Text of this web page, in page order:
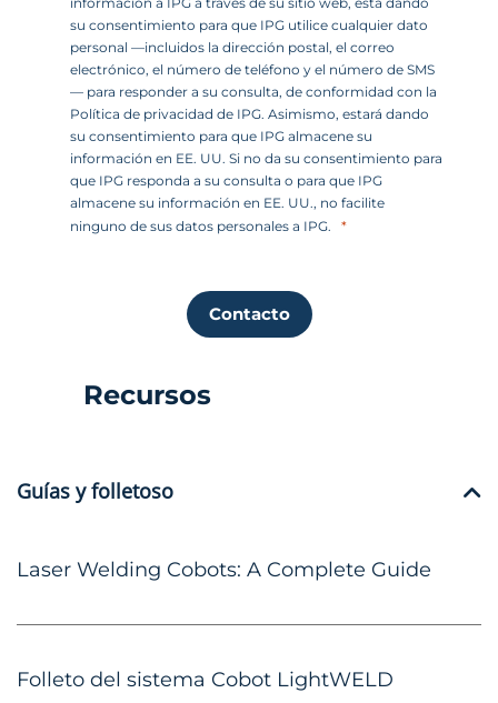
su consentimiento para que IPG utilice cualquier dato
personal —incluidos la dirección postal, el correo
electrónico, el número de teléfono y el número de SMS
— para responder a su consulta, de conformidad con la
Política de privacidad de IPG. Asimismo, estará dando
su consentimiento para que IPG almacene su
información en EE. UU. Si no da su consentimiento para
que IPG responda a su consulta o para que IPG
almacene su información en EE. UU., no facilite
ninguno de sus datos personales a IPG.
Contacto
Recursos
Guías y folletoso
Laser Welding Cobots: A Complete Guide
Folleto del sistema Cobot LightWELD